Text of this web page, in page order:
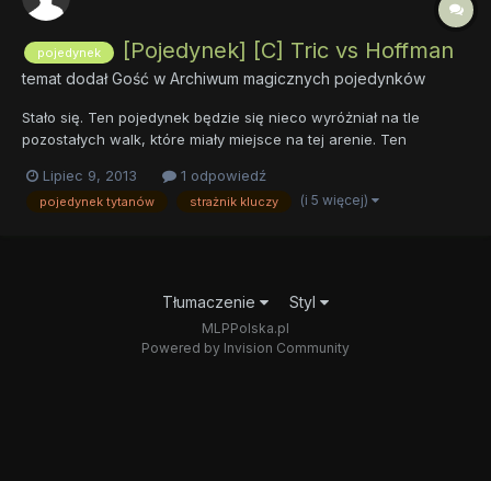
pojedynek [Pojedynek] [C] Tric vs Hoffman
temat dodał Gość w Archiwum magicznych pojedynków
Stało się. Ten pojedynek będzie się nieco wyróżniał na tle
pozostałych walk, które miały miejsce na tej arenie. Ten
najbliższe tysiąc lat w kontekście jakości czarów, kreatywności
uczestników i ogółu widowiska. Tut...
Lipiec 9, 2013 1 odpowiedź
pojedynek tytanów strażnik kluczy (i 5 więcej)
Tłumaczenie Styl
MLPPolska.pl
Powered by Invision Community